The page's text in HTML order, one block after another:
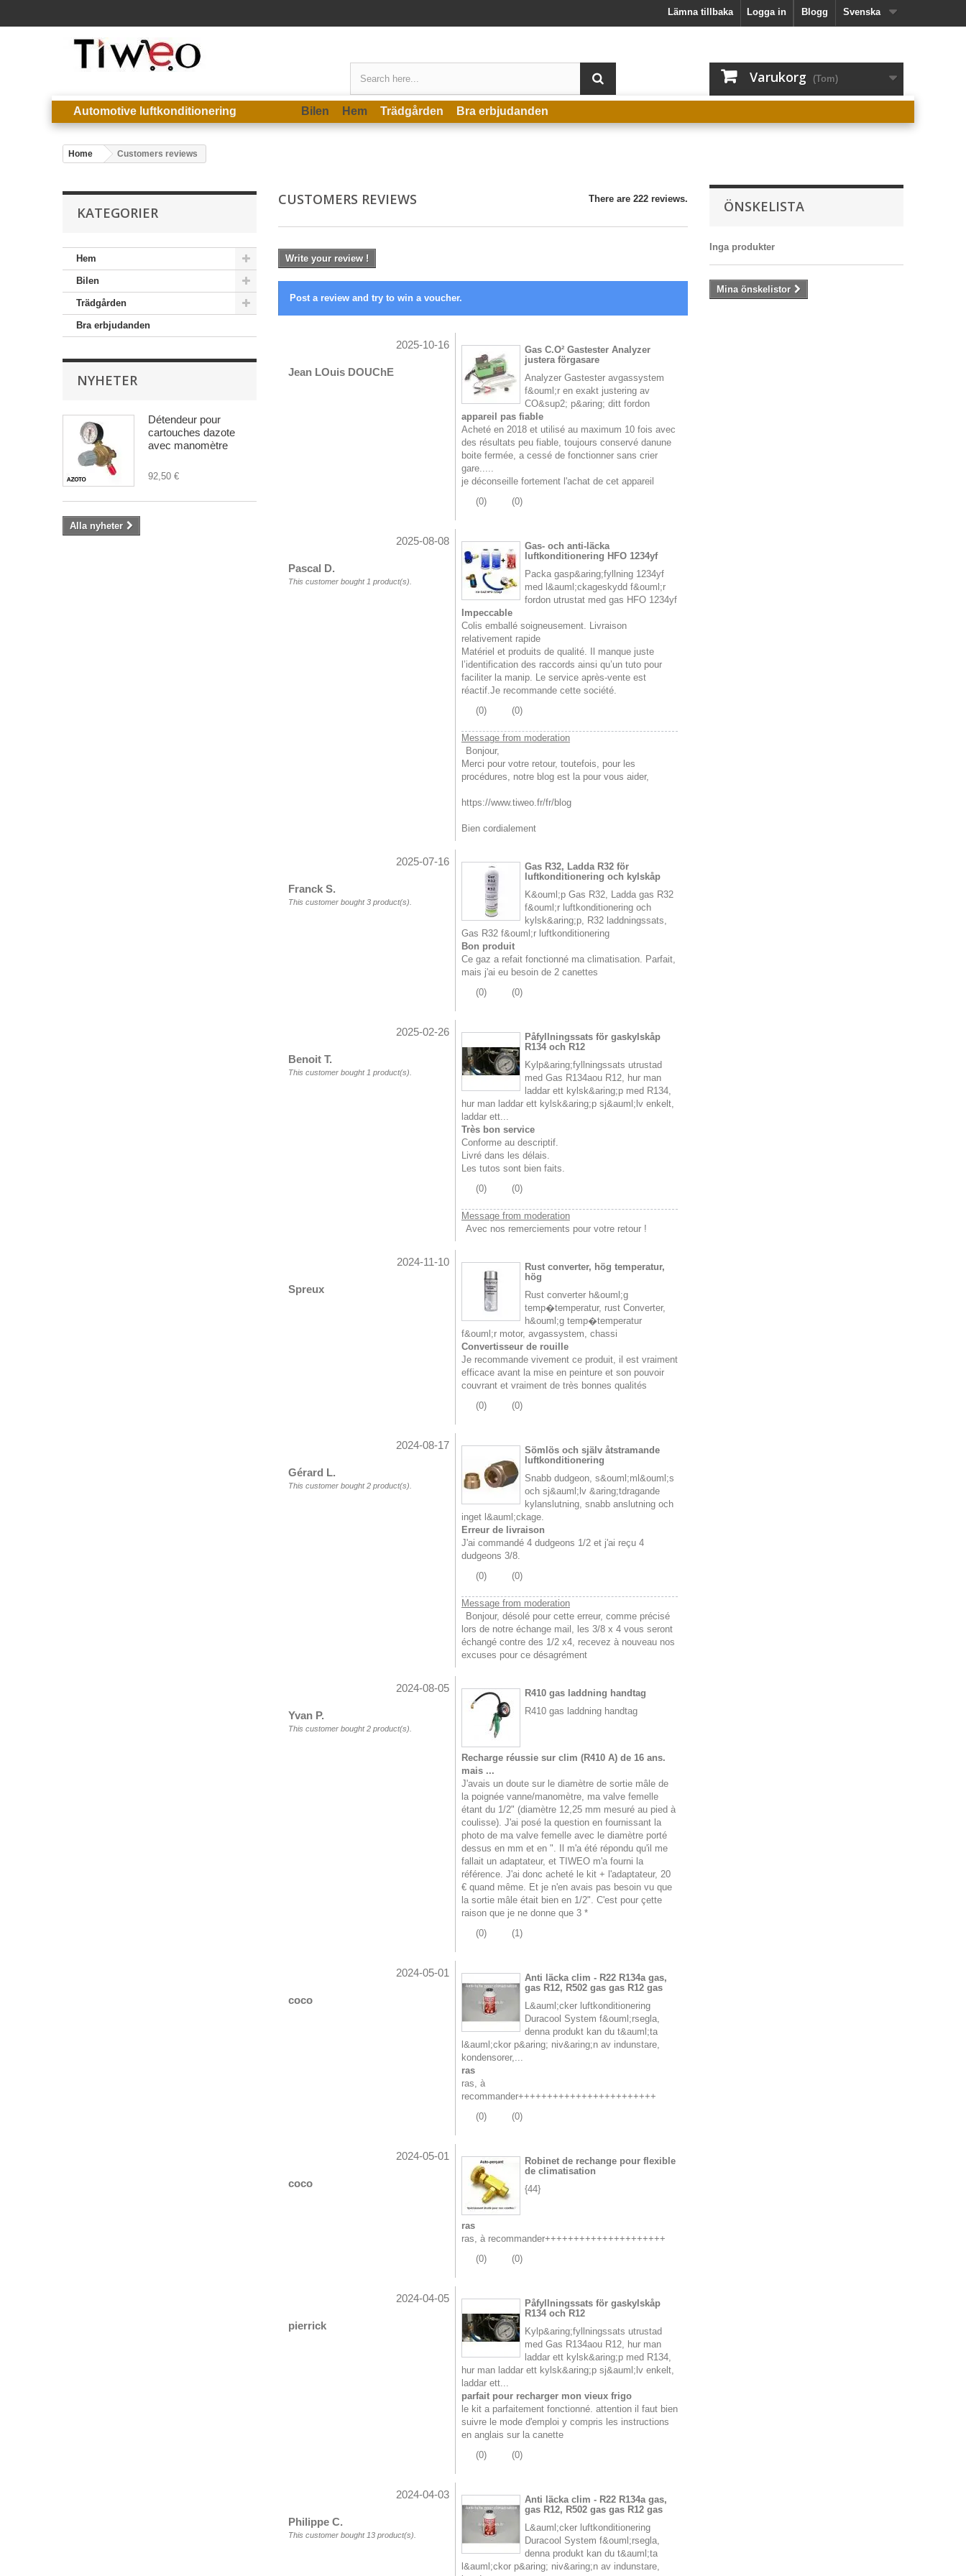
Svenska
Blogg
Logga in
Lämna tillbaka
Varukorg (Tom)
Automotive luftkonditionering Bilen Hem Trädgården Bra erbjudanden
Home Customers reviews
KATEGORIER
Hem
Bilen
Trädgården
Bra erbjudanden
NYHETER
Détendeur pour
cartouches dazote
avec manomètre
92,50 €
Alla nyheter
CUSTOMERS REVIEWS There are 222 reviews.
Write your review !
Post a review and try to win a voucher.
2025-10-16
Jean LOuis DOUChE
Gas C.O² Gastester Analyzer
justera förgasare
Analyzer Gastester avgassystem
f&ouml;r en exakt justering av
CO&sup2; p&aring; ditt fordon
appareil pas fiable
Acheté en 2018 et utilisé au maximum 10 fois avec
des résultats peu fiable, toujours conservé danune
boite fermée, a cessé de fonctionner sans crier
gare.....
je déconseille fortement l'achat de cet appareil
(0) (0)
2025-08-08
Pascal D.
This customer bought 1 product(s).
Gas- och anti-läcka
luftkonditionering HFO 1234yf
Packa gasp&aring;fyllning 1234yf
med l&auml;ckageskydd f&ouml;r
fordon utrustat med gas HFO 1234yf
Impeccable
Colis emballé soigneusement. Livraison
relativement rapide
Matériel et produits de qualité. Il manque juste
l’identification des raccords ainsi qu’un tuto pour
faciliter la manip. Le service après-vente est
réactif.Je recommande cette société.
(0) (0)
Message from moderation
Bonjour,
Merci pour votre retour, toutefois, pour les
procédures, notre blog est la pour vous aider,
https://www.tiweo.fr/fr/blog
Bien cordialement
2025-07-16
Franck S.
This customer bought 3 product(s).
Gas R32, Ladda R32 för
luftkonditionering och kylskåp
K&ouml;p Gas R32, Ladda gas R32
f&ouml;r luftkonditionering och
kylsk&aring;p, R32 laddningssats,
Gas R32 f&ouml;r luftkonditionering
Bon produit
Ce gaz a refait fonctionné ma climatisation. Parfait,
mais j'ai eu besoin de 2 canettes
(0) (0)
2025-02-26
Benoit T.
This customer bought 1 product(s).
Påfyllningssats för gaskylskåp
R134 och R12
Kylp&aring;fyllningssats utrustad
med Gas R134aou R12, hur man
laddar ett kylsk&aring;p med R134,
hur man laddar ett kylsk&aring;p sj&auml;lv enkelt,
laddar ett...
Très bon service
Conforme au descriptif.
Livré dans les délais.
Les tutos sont bien faits.
(0) (0)
Message from moderation
Avec nos remerciements pour votre retour !
2024-11-10
Spreux
Rust converter, hög temperatur,
hög
Rust converter h&ouml;g
temp�temperatur, rust Converter,
h&ouml;g temp�temperatur
f&ouml;r motor, avgassystem, chassi
Convertisseur de rouille
Je recommande vivement ce produit, il est vraiment
efficace avant la mise en peinture et son pouvoir
couvrant et vraiment de très bonnes qualités
(0) (0)
2024-08-17
Gérard L.
This customer bought 2 product(s).
Sömlös och själv åtstramande
luftkonditionering
Snabb dudgeon, s&ouml;ml&ouml;s
och sj&auml;lv &aring;tdragande
kylanslutning, snabb anslutning och
inget l&auml;ckage.
Erreur de livraison
J'ai commandé 4 dudgeons 1/2 et j'ai reçu 4
dudgeons 3/8.
(0) (0)
Message from moderation
Bonjour, désolé pour cette erreur, comme précisé
lors de notre échange mail, les 3/8 x 4 vous seront
échangé contre des 1/2 x4, recevez à nouveau nos
excuses pour ce désagrément
2024-08-05
Yvan P.
This customer bought 2 product(s).
R410 gas laddning handtag
R410 gas laddning handtag
Recharge réussie sur clim (R410 A) de 16 ans.
mais ...
J'avais un doute sur le diamètre de sortie mâle de
la poignée vanne/manomètre, ma valve femelle
étant du 1/2" (diamètre 12,25 mm mesuré au pied à
coulisse). J'ai posé la question en fournissant la
photo de ma valve femelle avec le diamètre porté
dessus en mm et en ". Il m'a été répondu qu'il me
fallait un adaptateur, et TIWEO m'a fourni la
référence. J'ai donc acheté le kit + l'adaptateur, 20
€ quand même. Et je n'en avais pas besoin vu que
la sortie mâle était bien en 1/2". C'est pour çette
raison que je ne donne que 3 *
(0) (1)
2024-05-01
coco
Anti läcka clim - R22 R134a gas,
gas R12, R502 gas gas R12 gas
L&auml;cker luftkonditionering
Duracool System f&ouml;rsegla,
denna produkt kan du t&auml;ta
l&auml;ckor p&aring; niv&aring;n av indunstare,
kondensorer,...
ras
ras, à
recommander++++++++++++++++++++++++
(0) (0)
2024-05-01
coco
Robinet de rechange pour flexible
de climatisation
{44}
ras
ras, à recommander+++++++++++++++++++++
(0) (0)
2024-04-05
pierrick
Påfyllningssats för gaskylskåp
R134 och R12
Kylp&aring;fyllningssats utrustad
med Gas R134aou R12, hur man
laddar ett kylsk&aring;p med R134,
hur man laddar ett kylsk&aring;p sj&auml;lv enkelt,
laddar ett...
parfait pour recharger mon vieux frigo
le kit a parfaitement fonctionné. attention il faut bien
suivre le mode d'emploi y compris les instructions
en anglais sur la canette
(0) (0)
2024-04-03
Philippe C.
This customer bought 13 product(s).
Anti läcka clim - R22 R134a gas,
gas R12, R502 gas gas R12 gas
L&auml;cker luftkonditionering
Duracool System f&ouml;rsegla,
denna produkt kan du t&auml;ta
l&auml;ckor p&aring; niv&aring;n av indunstare,
ÖNSKELISTA
Inga produkter
Mina önskelistor